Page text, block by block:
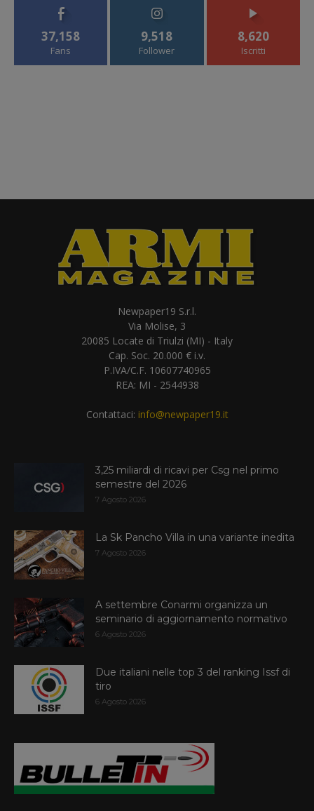
37,158
Fans
9,518
Follower
8,620
Iscritti
Newpaper19 S.r.l.
Via Molise, 3
20085 Locate di Triulzi (MI) - Italy
Cap. Soc. 20.000 € i.v.
P.IVA/C.F. 10607740965
REA: MI - 2544938
Contattaci: info@newpaper19.it
3,25 miliardi di ricavi per Csg nel primo
semestre del 2026
7 Agosto 2026
La Sk Pancho Villa in una variante inedita
7 Agosto 2026
A settembre Conarmi organizza un
seminario di aggiornamento normativo
6 Agosto 2026
Due italiani nelle top 3 del ranking Issf di
tiro
6 Agosto 2026